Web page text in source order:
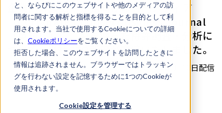
と、ならびにこのウェブサイトや他のメディアの訪
問者に関する解析と指標を得ることを目的として利
用されます。当社で使用するCookieについての詳細
は、 Cookieポリシーをご覧ください。
拒否した場合、このウェブサイトを訪問したときに
情報は追跡されません。ブラウザーではトラッキン
グを行わない設定を記憶するために1つのCookieが
使用されます。
Cookie設定を管理する
企業内弁護士・法務向けの専門メディア
「Corporate Counsel Business Journal
（英語）」に、AIを使った特許調査・分析に
ついて、当社CTO武田が寄稿いたしました。
2019年01月10日配信
詳細はこちら